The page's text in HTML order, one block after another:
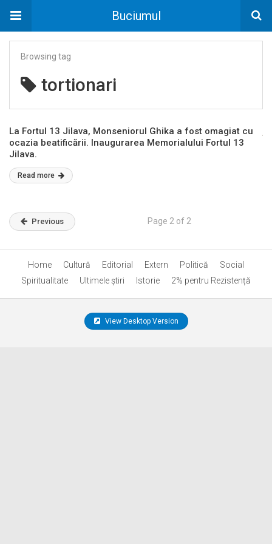
Buciumul
Browsing tag
tortionari
La Fortul 13 Jilava, Monseniorul Ghika a fost omagiat cu
ocazia beatificării. Inaugurarea Memorialului Fortul 13
Jilava.
Read more
Previous Page 2 of 2
Home Cultură Editorial Extern Politică
Social
Spiritualitate
Ultimele ştiri Istorie 2% pentru Rezistență
View Desktop Version